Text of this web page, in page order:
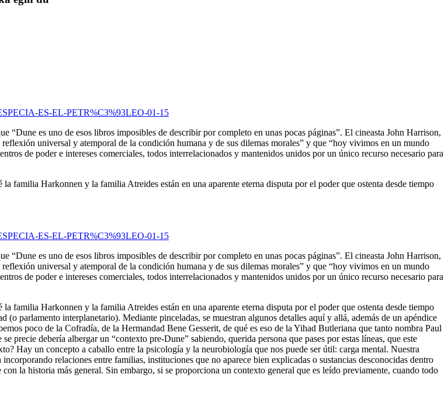
ES-EL-PETR%C3%93LEO-01-15
“Dune es uno de esos libros imposibles de describir por completo en unas pocas páginas”. El cineasta John Harrison,
universal y atemporal de la condición humana y de sus dilemas morales” y que “hoy vivimos en un mundo
de poder e intereses comerciales, todos interrelacionados y mantenidos unidos por un único recurso necesario para
familia Harkonnen y la familia Atreides están en una aparente eterna disputa por el poder que ostenta desde tiempo
ES-EL-PETR%C3%93LEO-01-15
“Dune es uno de esos libros imposibles de describir por completo en unas pocas páginas”. El cineasta John Harrison,
universal y atemporal de la condición humana y de sus dilemas morales” y que “hoy vivimos en un mundo
de poder e intereses comerciales, todos interrelacionados y mantenidos unidos por un único recurso necesario para
familia Harkonnen y la familia Atreides están en una aparente eterna disputa por el poder que ostenta desde tiempo
parlamento interplanetario). Mediante pinceladas, se muestran algunos detalles aquí y allá, además de un apéndice
poco de la Cofradía, de la Hermandad Bene Gesserit, de qué es eso de la Yihad Butleriana que tanto nombra Paul
precie debería albergar un “contexto pre-Dune” sabiendo, querida persona que pases por estas líneas, que este
Hay un concepto a caballo entre la psicología y la neurobiología que nos puede ser útil: carga mental. Nuestra
relaciones entre familias, instituciones que no aparece bien explicadas o sustancias desconocidas dentro
la historia más general. Sin embargo, si se proporciona un contexto general que es leído previamente, cuando todo